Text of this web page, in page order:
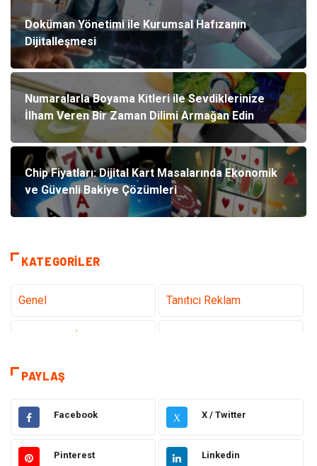
Doküman Yönetimi ile Kurumsal Hafızanın
Dijitalleşmesi
Numaralarla Boyama Kitleri ile Sevdiklerinize
İlham Veren Bir Zaman Dilimi Armağan Edin
Chip Fiyatları: Dijital Kart Masalarında Ekonomik
ve Güvenli Bakiye Çözümleri
KATEGORILER
Genel Tanıtıcı Reklam
teknoloji
Hukuk Giyim
Elektronik Makine
PAYLAŞ
Facebook X X / Twitter
Pinterest Linkedin